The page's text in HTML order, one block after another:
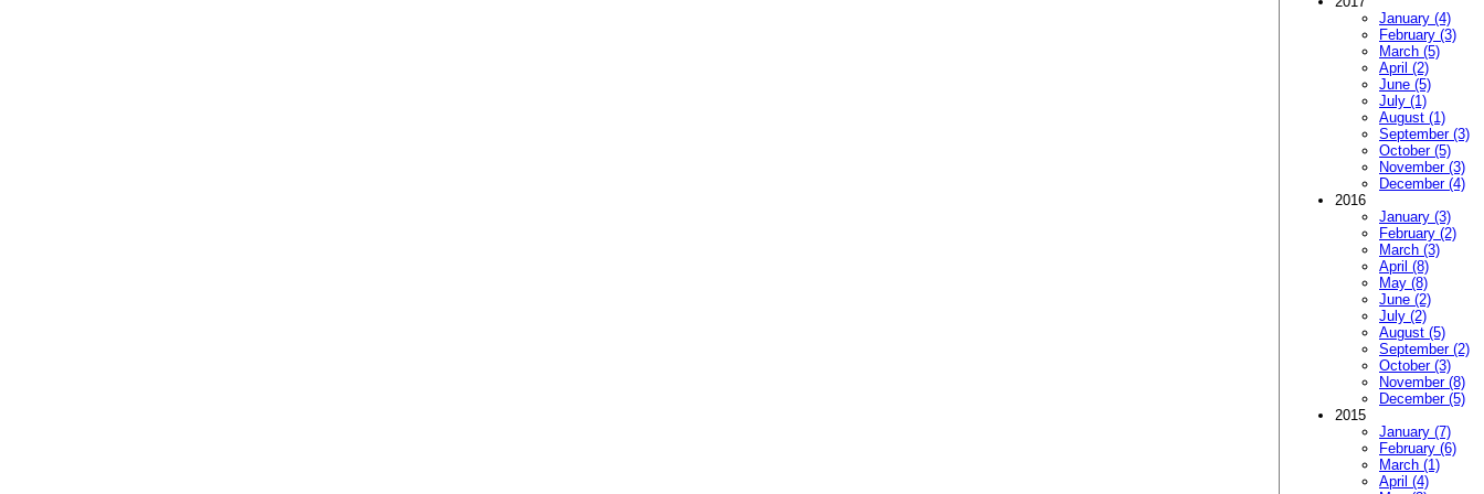
January (4)
February (3)
March (5)
April (2)
June (5)
July (1)
August (1)
September (3)
October (5)
November (3)
December (4)
2016
January (3)
February (2)
March (3)
April (8)
May (8)
June (2)
July (2)
August (5)
September (2)
October (3)
November (8)
December (5)
2015
January (7)
February (6)
March (1)
April (4)